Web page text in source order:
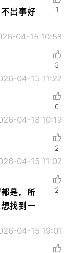
出事好
04-15 10:58
1
04-15 11:22
3
04-18 10:19
0
04-15 11:02
2
是，所
找到一
04-15 19:01
2